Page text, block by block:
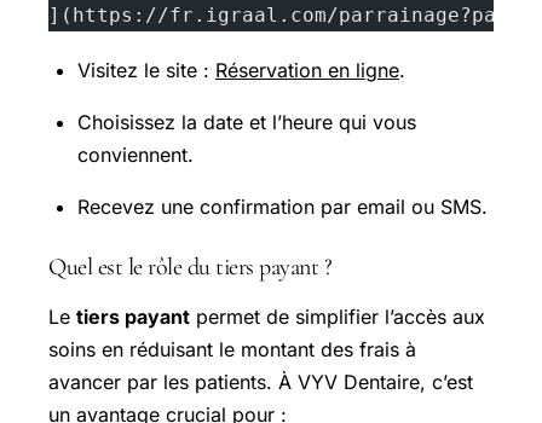
](https://fr.igraal.com/
Visitez le site : Réservation en ligne.
Choisissez la date et l’heure qui vous
conviennent.
Recevez une confirmation par email ou SMS.
Quel est le rôle du tiers payant ?
Le tiers payant permet de simplifier l’accès aux
soins en réduisant le montant des frais à
avancer par les patients. À VYV Dentaire, c’est
un avantage crucial pour :